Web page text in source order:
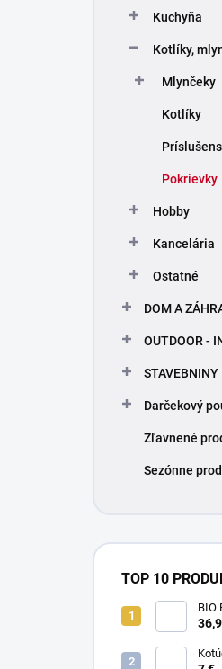
Kuchyňa
Kotlíky,
Mlynčeky
Kotlíky
Pokrievky
Hobby
Kancelária
Ostatné
DOM A
OUTDOOR -
STAVEBNINY
Darčekový
Zľavnené
Sezónne
TOP 10
BIO